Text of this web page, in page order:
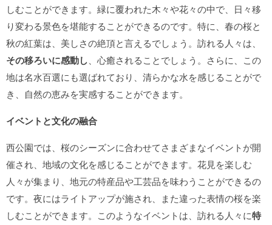
しむことができます。緑に覆われた木々や花々の中で、日々移
り変わる景色を堪能することができるのです。特に、春の桜と
秋の紅葉は、美しさの絶頂と言えるでしょう。訪れる人々は、
その移ろいに感動し 、心癒されることでしょう。さらに、この
地は名水百選にも選ばれており、清らかな水を感じることがで
き、自然の恵みを実感することができます。
イベントと文化の融合
西公園では、桜のシーズンに合わせてさまざまなイベントが開
催され、地域の文化を感じることができます。花見を楽しむ
人々が集まり、地元の特産品や工芸品を味わうことができるの
です。夜にはライトアップが施され、また違った表情の桜を楽
しむことができます。このようなイベントは、訪れる人々に特